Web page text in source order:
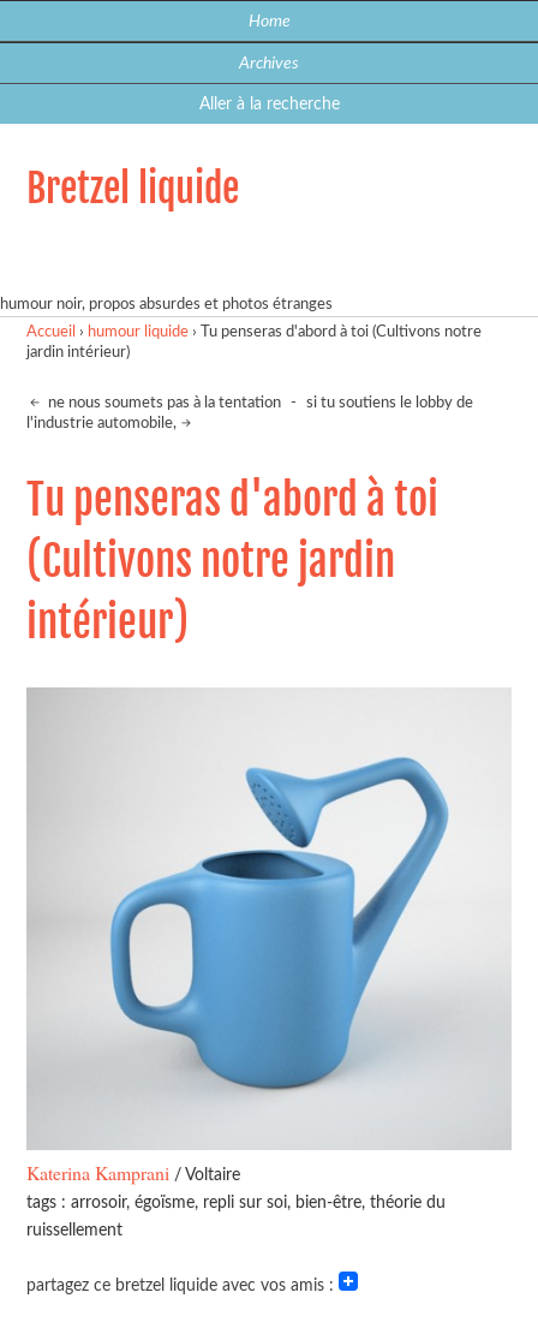
Home
Archives
Aller à la recherche
Bretzel liquide
humour noir, propos absurdes et photos étranges
Accueil › humour liquide ›
Tu penseras d'abord à toi (Cultivons notre
jardin intérieur)
ne nous soumets pas à la tentation -
si tu soutiens le lobby de
l'industrie automobile,
Tu penseras d'abord à toi
(Cultivons notre jardin
intérieur)
Katerina Kamprani / Voltaire
tags : arrosoir, égoïsme, repli sur soi, bien-être, théorie du
ruissellement
partagez ce bretzel liquide avec vos amis :